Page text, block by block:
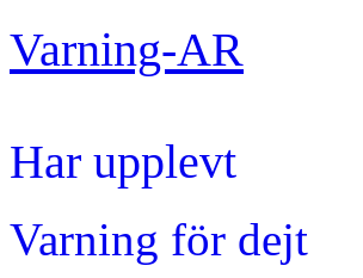
Varning-AR
Har upplevt
Varning för dejt